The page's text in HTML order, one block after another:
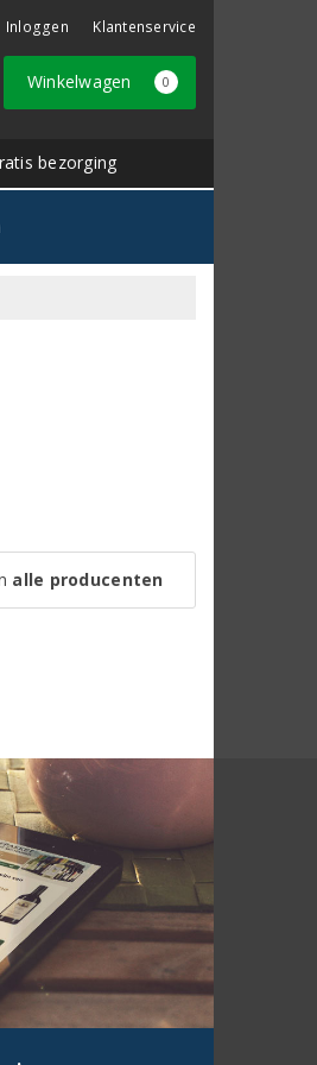
Inloggen Klantenservice
Winkelwagen 0
bezorging
alle producenten